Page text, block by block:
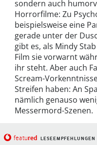
sondern auch
Horrorfilme: Zu
beispielsweise eine
gerade unter der
gibt es, als Mindy
Film sie vorwarnt
ihr steht. Aber auch
Scream-
Streifen haben: An
nämlich genauso
Messermord-Szenen.
featured LESEEMPFEHLUNGEN